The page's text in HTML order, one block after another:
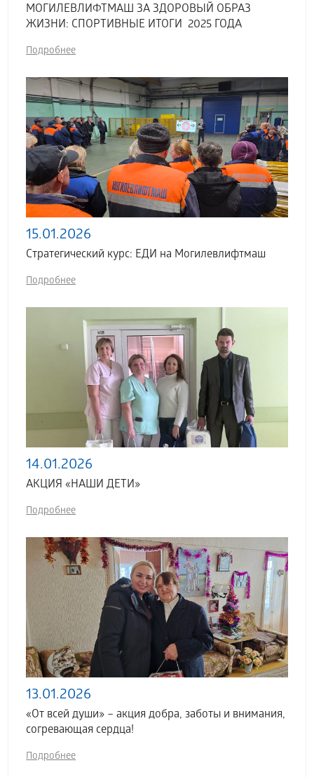
МОГИЛЕВЛИФТМАШ ЗА ЗДОРОВЫЙ ОБРАЗ
ЖИЗНИ: СПОРТИВНЫЕ ИТОГИ 2025 ГОДА
Подробнее
15.01.2026
Стратегический курс: ЕДИ на Могилевлифтмаш
Подробнее
14.01.2026
АКЦИЯ «НАШИ ДЕТИ»
Подробнее
13.01.2026
«От всей души» – акция добра, заботы и внимания,
согревающая сердца!
Подробнее